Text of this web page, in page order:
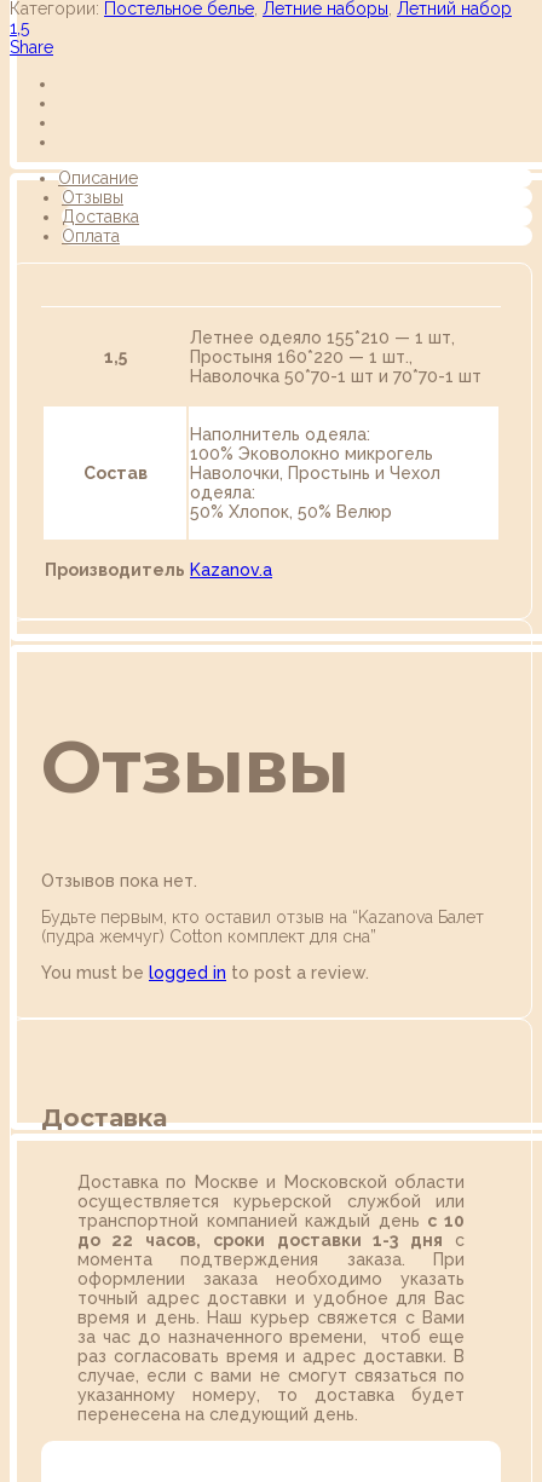
Категории: Постельное белье Летние наборы Летний набор
1,5
Share
Описание
Отзывы
Доставка
Оплата
1,5
Летнее одеяло 155*210 — 1 шт,
Простыня 160*220 — 1 шт.,
Наволочка 50*70-1 шт и 70*70-1 шт
Состав
Наполнитель одеяла:
100% Эковолокно микрогель
Наволочки, Простынь и Чехол
одеяла:
50% Хлопок, 50% Велюр
Производитель Kazanov.a
Отзывы
Отзывов пока нет.
Будьте первым, кто оставил отзыв на “Kazanova Балет
(пудра жемчуг) Cotton комплект для сна”
You must be logged in to post a review.
Доставка
Доставка по Москве и Московской области
осуществляется курьерской службой или
транспортной компанией каждый день с 10
до 22 часов,
сроки доставки 1-3 дня с
момента подтверждения заказа. При
оформлении заказа необходимо указать
точный адрес доставки и удобное для Вас
время и день. Наш курьер свяжется с Вами
за час до назначенного времени, чтоб еще
раз согласовать время и адрес доставки. В
случае, если с вами не смогут связаться по
указанному номеру, то доставка будет
перенесена на следующий день.